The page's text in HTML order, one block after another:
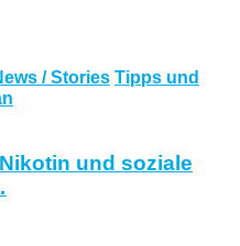
/ Stories Tipps und
und soziale